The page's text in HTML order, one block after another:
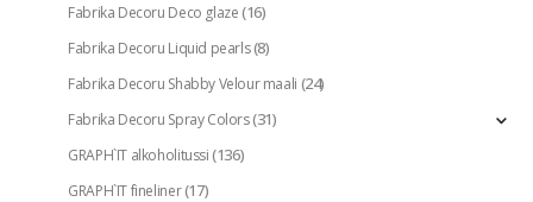
Fabrika Decoru Deco glaze(16)
Fabrika Decoru Liquid pearls(8)
Fabrika Decoru Shabby Velour maali (24)
Fabrika Decoru Spray Colors(31)
GRAPH`IT alkoholitussi(136)
GRAPH`IT fineliner(17)